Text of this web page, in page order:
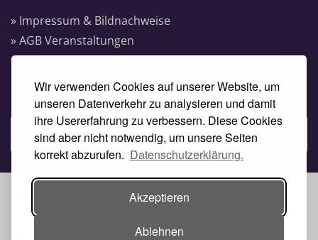
Wir verwenden Cookies auf unserer Website, um
unseren Datenverkehr zu analysieren und damit
ihre Usererfahrung zu verbessern. Diese Cookies
sind aber nicht notwendig, um unsere Seiten
korrekt abzurufen. Datenschutzerklärung.
Akzeptieren
Ablehnen
» Impressum & Bildnachweise
» AGB Veranstaltungen
» Datenschutzerklärung Heise Medien
» Datenschutzerklärung Rheinwerk Verlag
» Cookie-Einstellungen ändern
» Vertrag widerrufen